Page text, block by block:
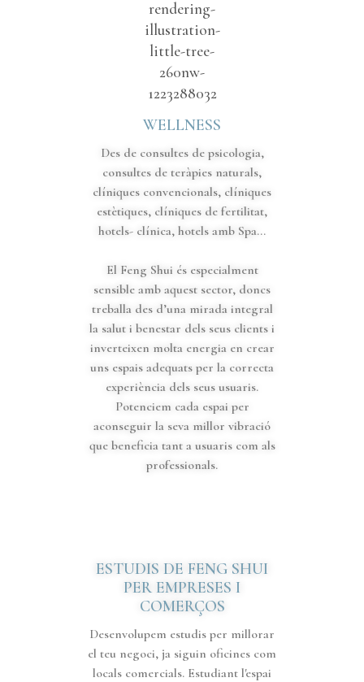
WELLNESS
Des de consultes de psicologia,
consultes de teràpies naturals,
clíniques convencionals, clíniques
estètiques, clíniques de fertilitat,
hotels- clínica, hotels amb Spa...
El Feng Shui és especialment
sensible amb aquest sector, doncs
treballa des d’una mirada integral
la salut i benestar dels seus clients i
inverteixen molta energia en crear
uns espais adequats per la correcta
experiència dels seus usuaris.
Potenciem cada espai per
aconseguir la seva millor vibració
que beneficia tant a usuaris com als
professionals.
ESTUDIS DE FENG SHUI
PER EMPRESES I
COMERÇOS
Desenvolupem estudis per millorar
el teu negoci, ja siguin oficines com
locals comercials. Estudiant l'espai